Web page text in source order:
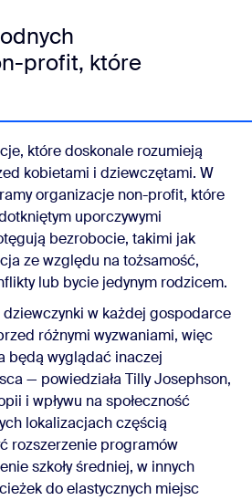
profit, które
które doskonale rozumieją
kobietami i dziewczętami. W
organizacje non-profit, które
uporczywymi
bezrobocie, takimi jak
ze względu na tożsamość,
lub bycie jedynym rodzicem.
dziewczynki w każdej gospodarce
różnymi wyzwaniami, więc
będą wyglądać inaczej
— powiedziała Tilly Josephson,
i wpływu na społeczność
lokalizacjach częścią
rozszerzenie programów
szkoły średniej, w innych
do elastycznych miejsc